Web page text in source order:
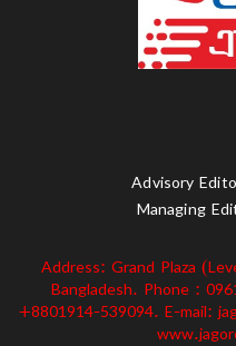
Advisory
Managing
Address: Grand Plaza
Bangladesh. Phone :
+8801914-539094. E-mail: